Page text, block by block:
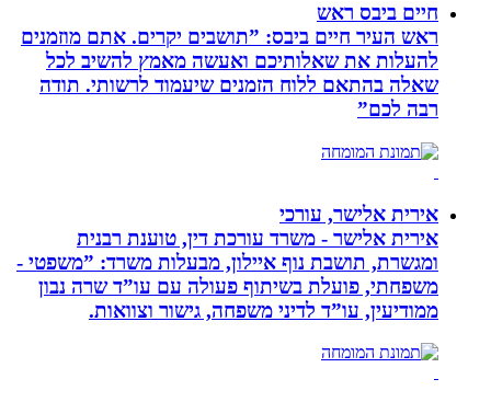
חיים ביבס ראש
ראש העיר חיים ביבס: ”תושבים יקרים. אתם מוזמנים
להעלות את שאלותיכם ואעשה מאמץ להשיב לכל
שאלה בהתאם ללוח הזמנים שיעמוד לרשותי. תודה
רבה לכם”
אירית אלישר, עורכי
אירית אלישר - משרד עורכת דין, טוענת רבנית
ומגשרת, תושבת נוף איילון, מבעלות משרד: ”משפטי -
משפחתי, פועלת בשיתוף פעולה עם עו”ד שרה נבון
ממודיעין, עו”ד לדיני משפחה, גישור וצוואות.